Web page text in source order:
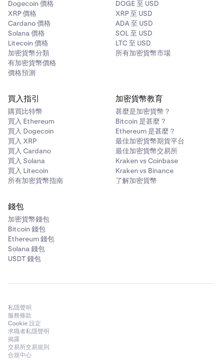
Dogecoin 價格
XRP 價格
Cardano 價格
Solana 價格
Litecoin 價格
加密貨幣分類
有加密貨幣價格
價格預測
DOGE 至 USD
XRP 至 USD
ADA 至 USD
SOL 至 USD
LTC 至 USD
所有加密貨幣市場
買入指引
購買比特幣
買入 Ethereum
買入 Dogecoin
買入 XRP
買入 Cardano
買入 Solana
買入 Litecoin
所有加密貨幣指南
加密貨幣教育
甚麼是加密貨幣？
Bitcoin 是甚麼？
Ethereum 是甚麼？
最佳加密貨幣期貨平台
最佳加密貨幣交易所
Kraken vs Coinbase
Kraken vs Binance
了解加密貨幣
錢包
加密貨幣錢包
Bitcoin 錢包
Ethereum 錢包
Solana 錢包
USDT 錢包
私隱聲明
服務條款
Cookie 設定
求職者私隱聲明
揭露
交易所交易規則
合規中心